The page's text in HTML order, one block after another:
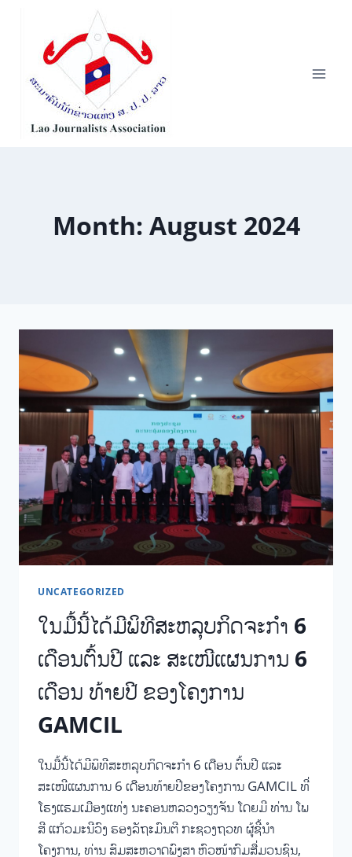
content
Month: August 2024
UNCATEGORIZED
ໃນມື້ນີ້ໄດ້ມີພິທີສະຫລຸບກິດຈະກຳ 6
ເດືອນຕົ້ນປີ ແລະ ສະເໜີແຜນການ 6
ເດືອນ ທ້າຍປີ ຂອງໂຄງການ
GAMCIL
ໃນມື້ນີ້ໄດ້ມີພິທີສະຫລຸບກິດຈະກຳ 6 ເດືອນ ຕົ້ນປີ ແລະ
ສະເໜີແຜນການ 6 ເດືອນທ້າຍປີຂອງໂຄງການ GAMCIL ທີ່
ໂຮງແຮມເມືອງແທ່ງ ນະຄອນຫລວງວຽງຈັນ ໂດຍມີ ທ່ານ ໂພ
ສີ ແກ້ວມະນີວົງ ຮອງລັຖະມົນຕີ ກະຊວງຖວທ ຜູ້ຊີ້ນໍາ
ໂຄງການ, ທ່ານ ສົມສະຫວາດພົງສາ ຫົວໜ້າກົມສື່ມວນຊົນ,